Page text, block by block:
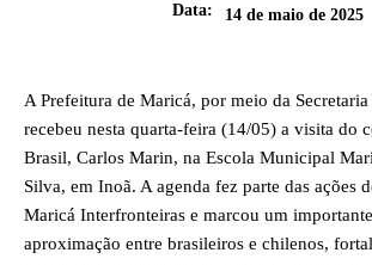
Data:
14 de maio de 2025
A Prefeitura de Maricá, por meio da Secretaria
recebeu nesta quarta-feira (14/05) a visita do
Brasil, Carlos Marin, na Escola Municipal
Silva, em Inoã. A agenda fez parte das ações
Maricá Interfronteiras e marcou um
aproximação entre brasileiros e chilenos,